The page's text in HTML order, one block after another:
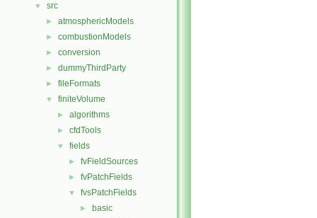
▼ src
► atmosphericModels
► combustionModels
► conversion
► dummyThirdParty
► fileFormats
▼ finiteVolume
► algorithms
► cfdTools
▼ fields
► fvFieldSources
► fvPatchFields
▼ fvsPatchFields
► basic